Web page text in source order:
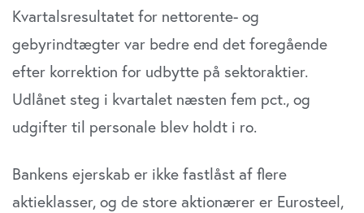
annoncer, til at vise dig funktioner til sociale medier og til
at analysere vores trafik. Vi deler også oplysninger om
din brug af vores website med vores partnere inden for
sociale medier, annonceringspartnere og
analysepartnere. Vores partnere kan kombinere disse
data med andre oplysninger, du har givet dem, eller som
de har indsamlet fra din brug af deres tjenester. Du
anvende vores hjemmeside.
Kvartalsresultatet for nettorente- og
gebyrindtægter var bedre end det foregående
efter korrektion for udbytte på sektoraktier.
Udlånet steg i kvartalet næsten fem pct., og
udgifter til personale blev holdt i ro.
Bankens ejerskab er ikke fastlåst af flere
aktieklasser, og de store aktionærer er Eurosteel,